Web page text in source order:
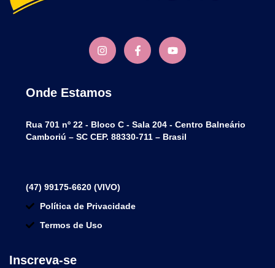
Onde Estamos
Rua 701 nº 22 - Bloco C - Sala 204 - Centro Balneário
Camboriú – SC CEP. 88330-711 – Brasil
(47) 99175-6620 (VIVO)
Política de Privacidade
Termos de Uso
Inscreva-se